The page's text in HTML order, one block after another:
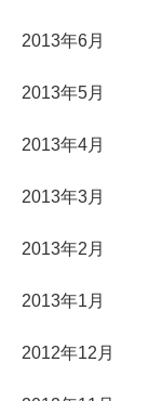
2013年6月
2013年5月
2013年4月
2013年3月
2013年2月
2013年1月
2012年12月